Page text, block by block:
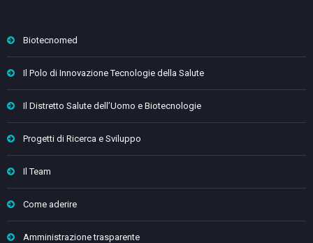
Biotecnomed
Il Polo di Innovazione Tecnologie della Salute
Il Distretto Salute dell’Uomo e Biotecnologie
Progetti di Ricerca e Sviluppo
Il Team
Come aderire
Amministrazione trasparente